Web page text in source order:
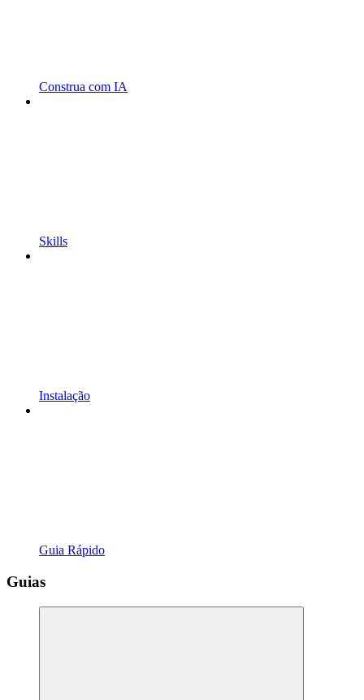
Construa com IA
Skills
Instalação
Guia Rápido
Guias